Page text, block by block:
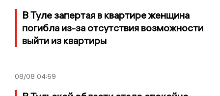
В Туле запертая в квартире женщина
погибла из-за отсутствия возможности
выйти из квартиры
08/08 04:59